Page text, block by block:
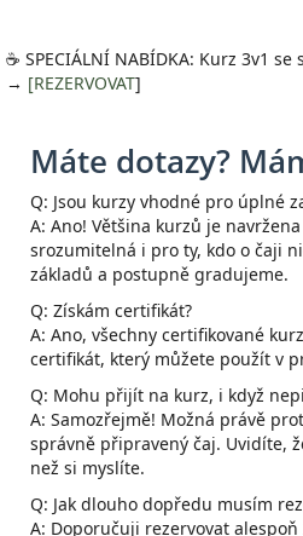
☕ SPECIÁLNÍ NABÍDKA: Kurz 3v1
→ [REZERVOVAT]
Máte dotazy?
Q: Jsou kurzy vhodné pro úplné
A: Ano! Většina kurzů je
srozumitelná i pro ty, kdo o čaji
základů a postupně gradujeme.
Q: Získám certifikát?
A: Ano, všechny certifikované
certifikát, který můžete použít v
Q: Mohu přijít na kurz, i když
A: Samozřejmě! Možná právě
správně připravený čaj. Uvidíte,
než si myslíte.
Q: Jak dlouho dopředu musím
A: Doporučuji rezervovat